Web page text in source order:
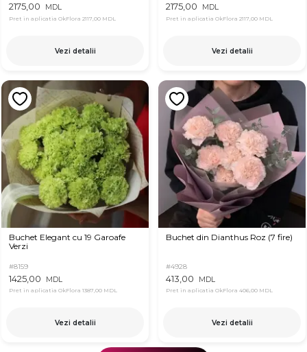
2175,00 MDL
Pret in aplicatia OkFlora 2117,00 MDL
Vezi detalii
2175,00 MDL
Pret in aplicatia OkFlora 2117,00 MDL
Vezi detalii
Buchet Elegant cu 19 Garoafe
Verzi
#8159
1425,00 MDL
Pret in aplicatia OkFlora 1387,00 MDL
Vezi detalii
Buchet din Dianthus Roz (7 fire)
#4928
413,00 MDL
Pret in aplicatia OkFlora 406,00 MDL
Vezi detalii